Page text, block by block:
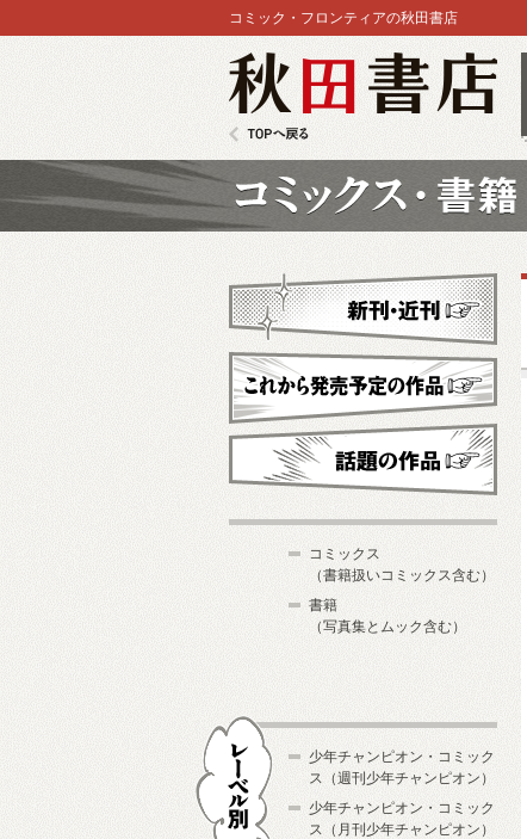
コミック・フロンティアの秋田書店
新刊・近刊
これから発売予定
コミックス
（書籍扱いコミックス含む）
書籍
（写真集とムック含む）
少年チャンピオン・コミック
ス（週刊少年チャンピオン）
少年チャンピオン・コミック
ス（月刊少年チャンピオン）